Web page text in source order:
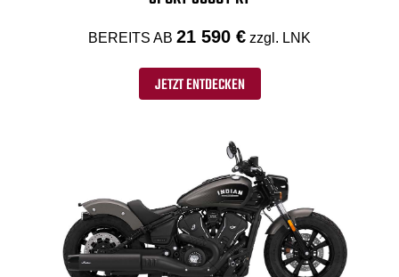
BEREITS AB 21 590 € zzgl. LNK
JETZT ENTDECKEN